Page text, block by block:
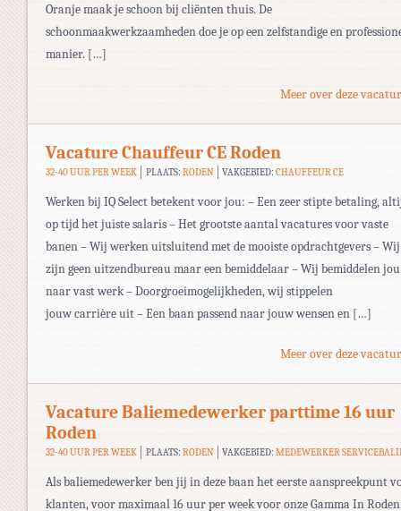
Oranje maak je schoon bij cliënten thuis. De
schoonmaakwerkzaamheden doe je op een zelfstandige en
manier. […]
Meer over deze
Vacature Chauffeur CE Roden
32-40 UUR PER WEEK PLAATS: RODEN VAKGEBIED:CHAUFFEUR CE
Werken bij IQ Select betekent voor jou: – Een zeer stipte betaling,
op tijd het juiste salaris – Het grootste aantal vacatures voor vaste
banen – Wij werken uitsluitend met de mooiste opdrachtgevers – Wij
zijn geen uitzendbureau maar een bemiddelaar – Wij bemiddelen jou
naar vast werk – Doorgroeimogelijkheden, wij stippelen
jouw carrière uit – Een baan passend naar jouw wensen en […]
Meer over deze
Vacature Baliemedewerker parttime 16 uur
Roden
32-40 UUR PER WEEK PLAATS: RODEN VAKGEBIED:MEDEWERKER
Als baliemedewerker ben jij in deze baan het eerste aanspreekpunt
klanten, voor maximaal 16 uur per week voor onze Gamma In